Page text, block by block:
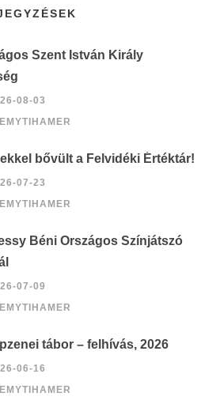
Szent István Király
08-03
bővült a Felvidéki Értéktár!
07-23
Béni Országos Színjátszó
07-09
tábor – felhívás, 2026
06-16